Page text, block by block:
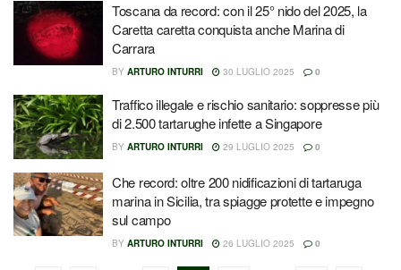
Toscana da record: con il 25° nido del 2025, la
Caretta caretta conquista anche Marina di
Carrara
BY ARTURO INTURRI 30 LUGLIO 2025 0
Traffico illegale e rischio sanitario: soppresse più
di 2.500 tartarughe infette a Singapore
BY ARTURO INTURRI 29 LUGLIO 2025 0
Che record: oltre 200 nidificazioni di tartaruga
marina in Sicilia, tra spiagge protette e impegno
sul campo
BY ARTURO INTURRI 26 LUGLIO 2025 0